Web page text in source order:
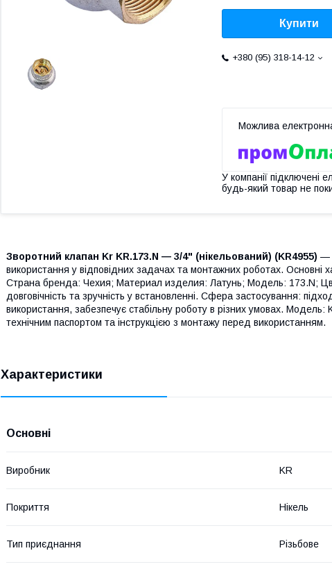
Купити
+380 (95) 318-14-12
У компанії підключені
будь-який товар не
Зворотний клапан Kr KR.173.N — 3/4" (нікельований) (KR4955) —
використання у відповідних задачах та монтажних роботах.
Страна бренда: Чехия; Материал изделия: Латунь; Мoдель: 173.N;
довговічність та зручність у встановленні. Сфера застосування:
використання, забезпечує стабільну роботу в різних умовах.
технічним паспортом та інструкцією з монтажу перед використанням.
Характеристики
Основні
Виробник KR
Покриття Нікель
Тип приєднання Різьбове